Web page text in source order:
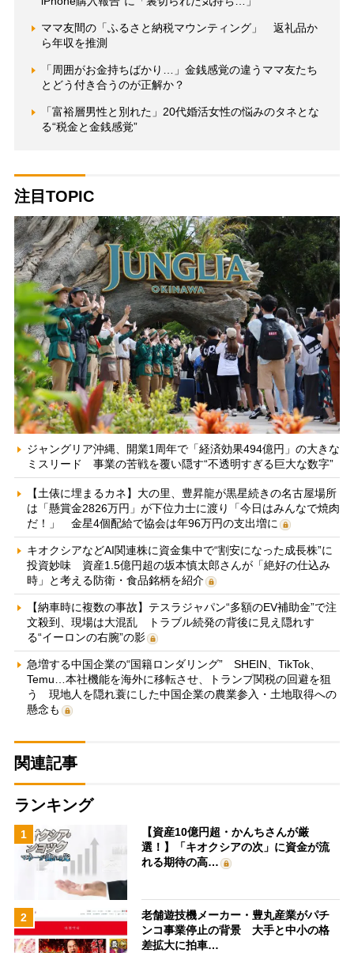
ママ友間の「ふるさと納税マウンティング」 返礼品か
ら年収を推測
「周囲がお金持ちばかり…」金銭感覚の違うママ友たち
とどう付き合うのが正解か？
「富裕層男性と別れた」20代婚活女性の悩みのタネとな
る“税金と金銭感覚”
注目TOPIC
ジャングリア沖縄、開業1周年で「経済効果494億円」の大きな
ミスリード 事業の苦戦を覆い隠す“不透明すぎる巨大な数字”
【土俵に埋まるカネ】大の里、豊昇龍が黒星続きの名古屋場所
は「懸賞金2826万円」が下位力士に渡り「今日はみんなで焼肉
だ！」 金星4個配給で協会は年96万円の支出増に
キオクシアなどAI関連株に資金集中で“割安になった成長株”に
投資妙味 資産1.5億円超の坂本慎太郎さんが「絶好の仕込み
時」と考える防衛・食品銘柄を紹介
【納車時に複数の事故】テスラジャパン“多額のEV補助金”で注
文殺到、現場は大混乱 トラブル続発の背後に見え隠れす
る“イーロンの右腕”の影
急増する中国企業の“国籍ロンダリング” SHEIN、TikTok、
Temu…本社機能を海外に移転させ、トランプ関税の回避を狙
う 現地人を隠れ蓑にした中国企業の農業参入・土地取得への
懸念も
関連記事
ランキング
1
【資産10億円超・かんちさんが厳
選！】「キオクシアの次」に資金が流
れる期待の高…
2
老舗遊技機メーカー・豊丸産業がパチ
ンコ事業停止の背景 大手と中小の格
差拡大に拍車…